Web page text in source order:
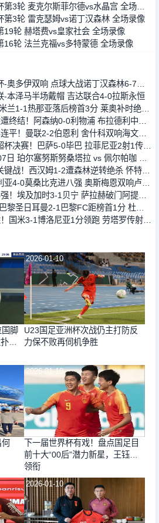
第3轮 雷克瑟姆vs诺丁汉森林 全场录像
19轮 赫塔费vs皇家社会 全场录像
16轮 法兰克福vs多特蒙德 全场录像
-本泽马半场戴帽 吉达联合4-0拉斯永恒
国脚
救
2026-01-10
U23国足亚洲杯次战仍主打防反
力保不败再伺机争胜
何
2026-01-10
下一届世界杯有戏！盘点国足目
前十大“00后”潜力新星，王钰栋
领衔
2026-01-10